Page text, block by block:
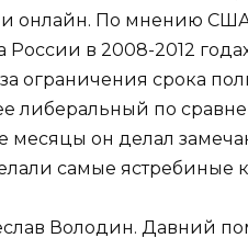
онлайн. По мнению
России в 2008-2012
ограничения срока
либеральный по
он делал
самые
Володин. Давний